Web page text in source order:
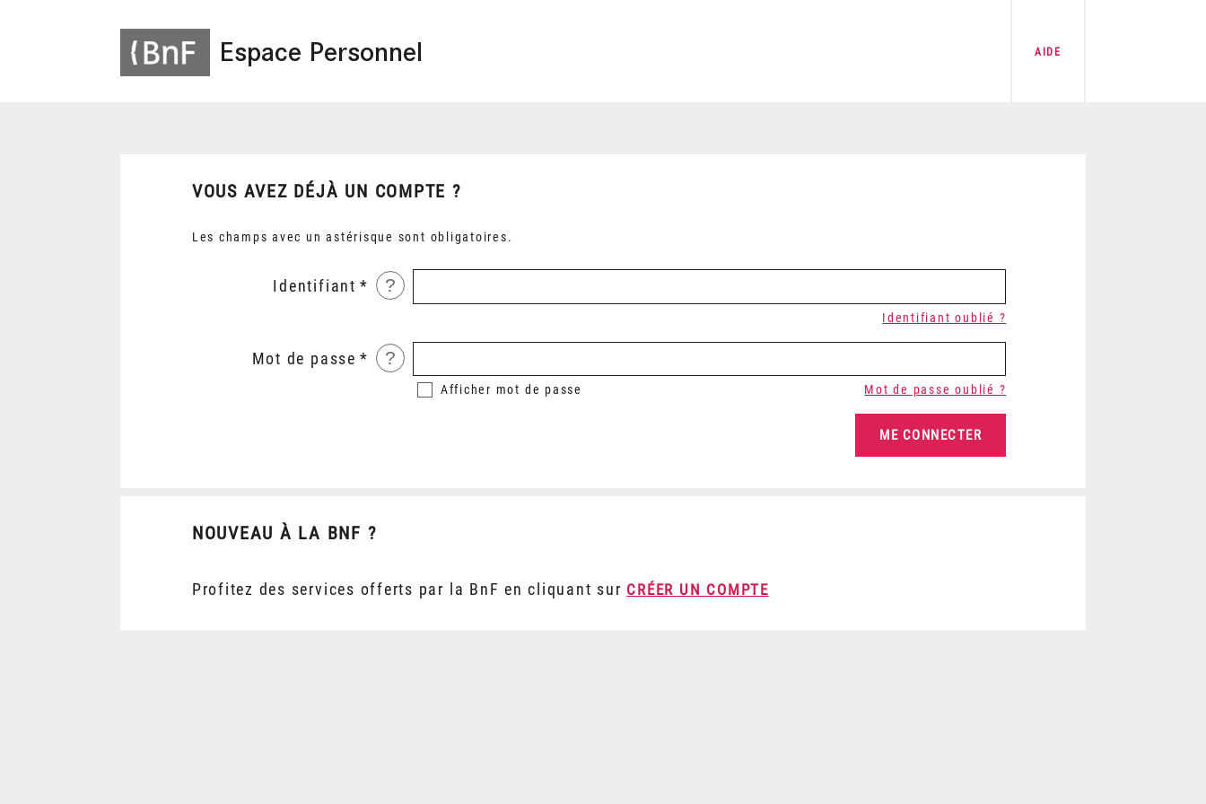
Espace Personnel AIDE
VOUS AVEZ DÉJÀ UN COMPTE ?
Les champs avec un astérisque sont obligatoires.
Identifiant ?
Identifiant oublié ?
Mot de passe ?
Afficher mot de passe Mot de passe oublié ?
NOUVEAU À LA BNF ?
Profitez des services offerts par la BnF en cliquant sur CRÉER UN COMPTE